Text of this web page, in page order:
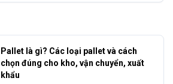
Pallet là gì? Các loại pallet và cách
chọn đúng cho kho, vận chuyển, xuất
khẩu